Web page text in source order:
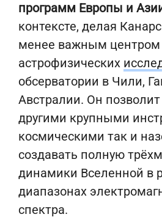
программ Европы и
контексте, делая
менее важным центром
астрофизических
обсерватории в Чили,
Австралии. Он
другими крупными
космическими так и
создавать полную
динамики Вселенной в
диапазонах
спектра.